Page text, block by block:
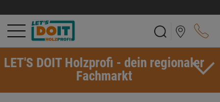
LET'S DOIT Holzprofi - dein regionaler
Fachmarkt